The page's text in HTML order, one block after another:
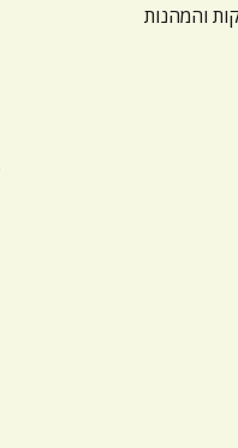
והמהנות